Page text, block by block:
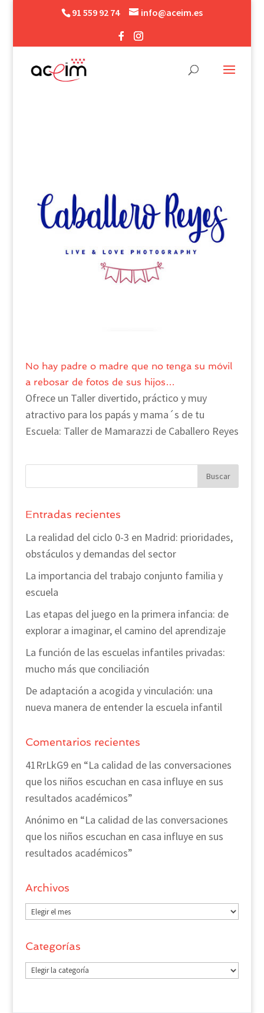
91 559 92 74 info@aceim.es
No hay padre o madre que no tenga su móvil
a rebosar de fotos de sus hijos…
Ofrece un Taller divertido, práctico y muy
atractivo para los papás y mama´s de tu
Escuela: Taller de Mamarazzi de Caballero Reyes
Entradas recientes
La realidad del ciclo 0-3 en Madrid: prioridades,
obstáculos y demandas del sector
La importancia del trabajo conjunto familia y
escuela
Las etapas del juego en la primera infancia: de
explorar a imaginar, el camino del aprendizaje
La función de las escuelas infantiles privadas:
mucho más que conciliación
De adaptación a acogida y vinculación: una
nueva manera de entender la escuela infantil
Comentarios recientes
41RrLkG9en “La calidad de las conversaciones
que los niños escuchan en casa influye en sus
resultados académicos”
Anónimo en “La calidad de las conversaciones
que los niños escuchan en casa influye en sus
resultados académicos”
Archivos
Archivos
Categorías
Categorías